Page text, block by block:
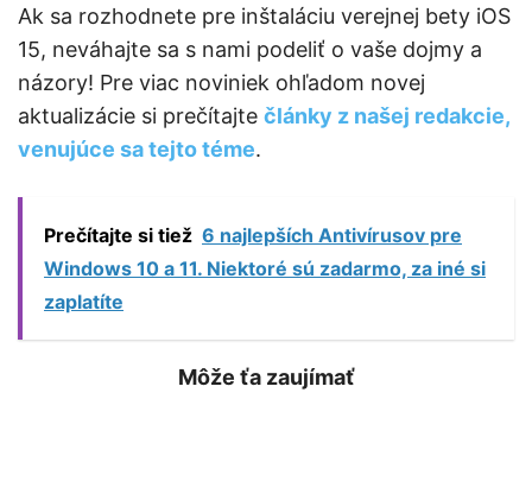
Ak sa rozhodnete pre inštaláciu verejnej bety iOS
15, neváhajte sa s nami podeliť o vaše dojmy a
názory! Pre viac noviniek ohľadom novej
aktualizácie si prečítajte články z našej redakcie,
venujúce sa tejto téme.
Prečítajte si tiež 6 najlepších Antivírusov pre
Windows 10 a 11. Niektoré sú zadarmo, za iné si
zaplatíte
Môže ťa zaujímať